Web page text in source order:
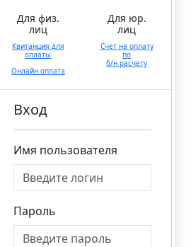
Для физ.
лиц
Квитанция для
оплаты
Онлайн оплата
Для юр.
лиц
Счет на оплату
по
б/н расчету
Вход
Имя пользователя
Пароль